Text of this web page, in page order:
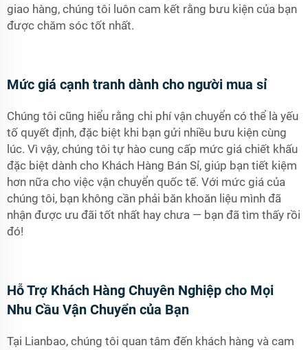
giao hàng, chúng tôi luôn cam kết rằng bưu kiện của bạn
được chăm sóc tốt nhất.
Mức giá cạnh tranh dành cho người mua sỉ
Chúng tôi cũng hiểu rằng chi phí vận chuyển có thể là yếu
tố quyết định, đặc biệt khi bạn gửi nhiều bưu kiện cùng
lúc. Vì vậy, chúng tôi tự hào cung cấp mức giá chiết khấu
đặc biệt dành cho Khách Hàng Bán Sỉ, giúp bạn tiết kiệm
hơn nữa cho việc vận chuyển quốc tế. Với mức giá của
chúng tôi, bạn không cần phải băn khoăn liệu mình đã
nhận được ưu đãi tốt nhất hay chưa — bạn đã tìm thấy rồi
đó!
Hỗ Trợ Khách Hàng Chuyên Nghiệp cho Mọi
Nhu Cầu Vận Chuyển của Bạn
Tại Lianbao, chúng tôi quan tâm đến khách hàng và cam